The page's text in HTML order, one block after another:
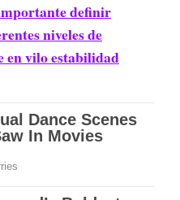
definir
niveles de
en vilo estabilidad